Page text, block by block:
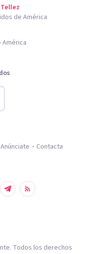
de América
América
Anúnciate Contacta
Todos los derechos